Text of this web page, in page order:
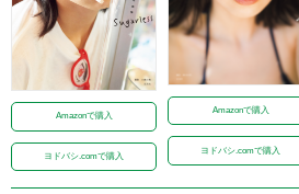
Amazonで購入
ヨドバシ.comで購入
Amazonで購入
ヨドバシ.comで購入